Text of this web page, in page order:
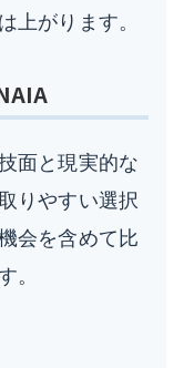
上がります。
面と現実的な
りやすい選択
会を含めて比
。